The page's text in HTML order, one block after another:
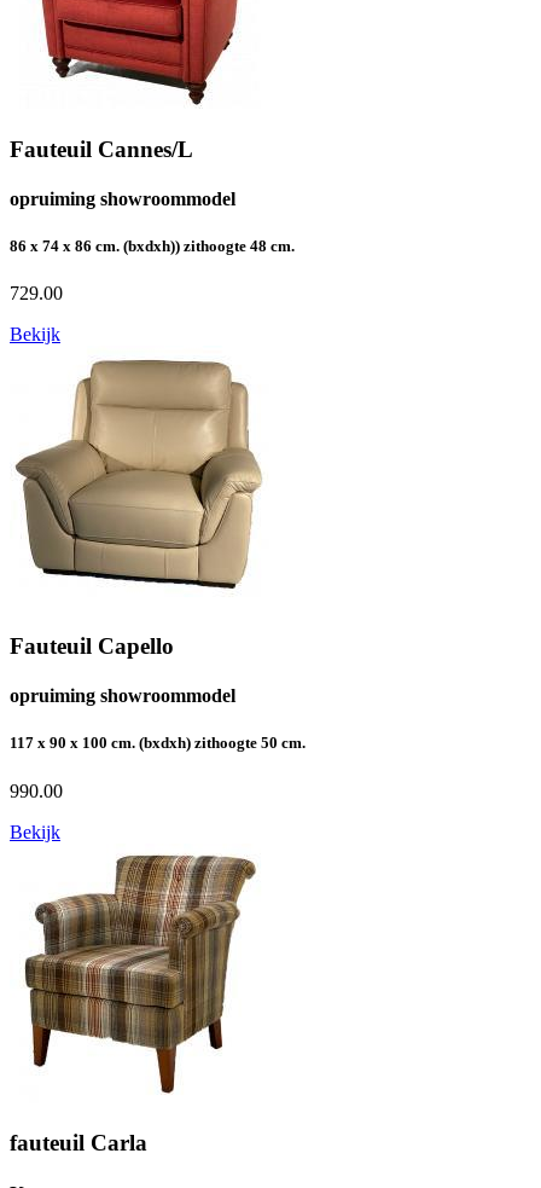
Fauteuil Cannes/L
opruiming showroommodel
86 x 74 x 86 cm. (bxdxh)) zithoogte 48 cm.
729.00
Bekijk
Fauteuil Capello
opruiming showroommodel
117 x 90 x 100 cm. (bxdxh) zithoogte 50 cm.
990.00
Bekijk
fauteuil Carla